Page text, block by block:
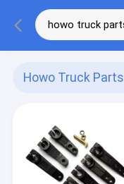
Howo Truck Parts